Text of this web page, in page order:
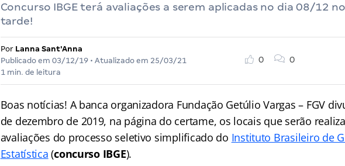
Concurso IBGE terá avaliações a serem aplicadas no dia 08/12
tarde!
Por Lanna Sant'Anna
Publicado em 03/12/19• Atualizado em 25/03/21
1 min. de leitura
0 0
Boas notícias! A banca organizadora Fundação Getúlio Vargas – FGV
de dezembro de 2019, na página do certame, os locais que serão
avaliações do processo seletivo simplificado do Instituto Brasileiro de
Estatística (concurso IBGE).